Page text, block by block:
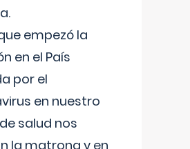
empezó la
en el País
por el
en nuestro
salud nos
la matrona y en